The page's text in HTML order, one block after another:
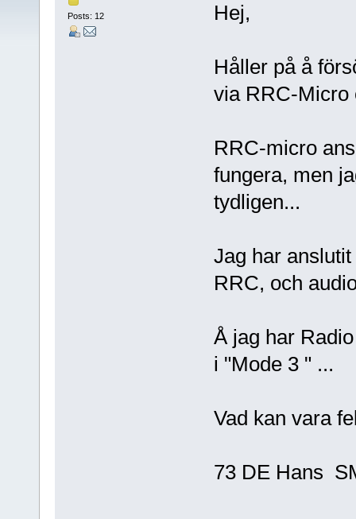
Posts: 12 Hej,
Håller på å
via RRC-Micro
RRC-micro
fungera, men
tydligen...
Jag har
RRC, och
Å jag har
i "Mode 3 " ...
Vad kan
73 DE Hans